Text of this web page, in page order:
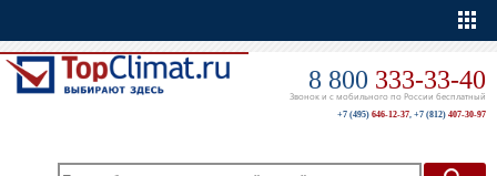
8 800 333-33-40
Звонок и с мобильного по России бесплатный
+7 (495) 646-12-37, +7 (812) 407-30-97